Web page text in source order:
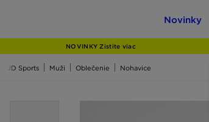
Novinky
NOVINKY Zistite viac
JD Sports Muži Oblečenie Nohavice